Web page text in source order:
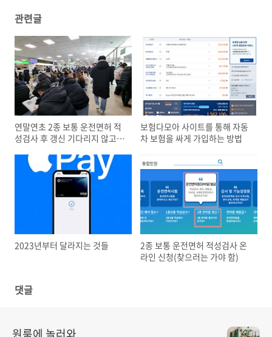
관련글
연말연초 2종 보통 운전면허 적
성검사 후 갱신 기다리지 않고
허증 찾기
보험다모아 사이트를 통해 자동
차 보험을 싸게 가입하는 방법
2023년부터 달라지는 것들
2종 보통 운전면허 적성검사 온
라인 신청(찾으러는 가야 함)
댓글